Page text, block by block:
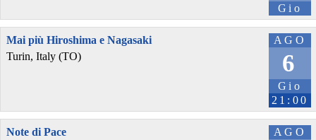
Gio
AGO
6
Gio
21:00
Mai più Hiroshima e Nagasaki
Turin, Italy (TO)
AGO
Note di Pace